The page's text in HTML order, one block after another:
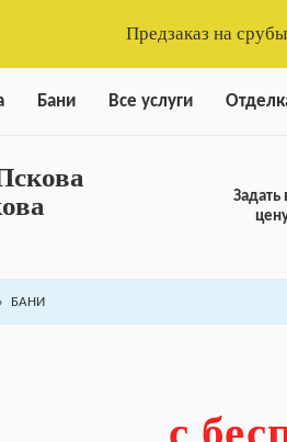
Предзаказ на
Бани Все услуги
Задать
БАНИ